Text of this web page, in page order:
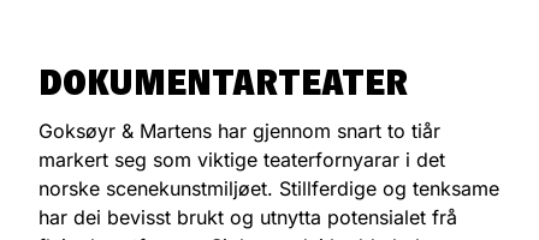
DOKUMENTARTEATER
Goksøyr & Martens har gjennom snart to tiår
markert seg som viktige teaterfornyarar i det
norske scenekunstmiljøet. Stillferdige og tenksame
har dei bevisst brukt og utnytta potensialet frå